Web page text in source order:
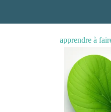
apprendre à